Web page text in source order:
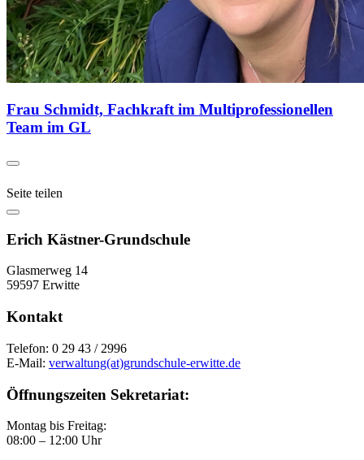
Frau Schmidt, Fachkraft im Multiprofessionellen
Team im GL
Seite teilen
Erich Kästner-Grundschule
Glasmerweg 14
59597 Erwitte
Kontakt
Telefon: 0 29 43 / 2996
E-Mail: verwaltung(at)grundschule-erwitte.de
Öffnungszeiten Sekretariat:
Montag bis Freitag:
08:00 – 12:00 Uhr